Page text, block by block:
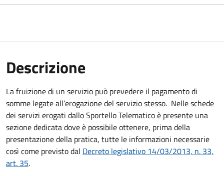
Descrizione
La fruizione di un servizio può prevedere il pagamento di
somme legate all’erogazione del servizio stesso. Nelle schede
dei servizi erogati dallo Sportello Telematico è presente una
sezione dedicata dove è possibile ottenere, prima della
presentazione della pratica, tutte le informazioni necessarie
così come previsto dal Decreto legislativo 14/03/2013, n. 33,
art. 35.